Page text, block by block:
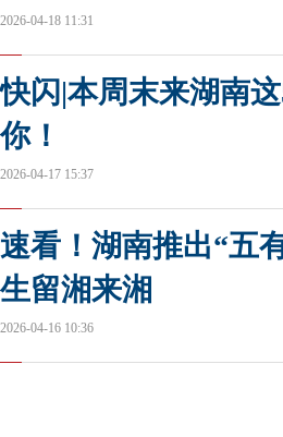
2026-04-18 11:31
快闪|本周末来湖南
你！
2026-04-17 15:37
速看！湖南推出“五
生留湘来湘
2026-04-16 10:36